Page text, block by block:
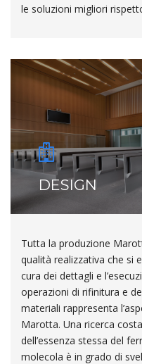
le soluzioni migliori
DESIGN
Tutta la produzione
qualità realizzativa che si
cura dei dettagli e
operazioni di rifinitura e
materiali rappresenta
Marotta. Una ricerca
dell’essenza stessa del
molecola è in grado di